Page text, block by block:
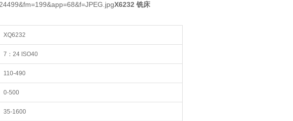
X6232 铣床
XQ6232
7：24 ISO40
110-490
0-500
35-1600